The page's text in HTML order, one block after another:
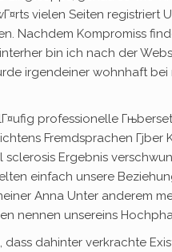
vielen Seiten registriert
Nachdem Kompromiss
bin ich nach der
irgendeiner wohnhaft
professionelle
Fremdsprachen
Ergebnis
einfach unsere
Anna Unter anderem
nennen unsereins
dass dahinter verkrachte